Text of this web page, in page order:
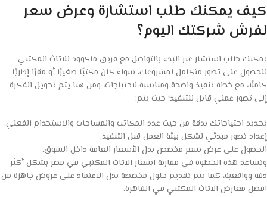
كيف يمكنك طلب استشارة وعرض سعر
لفرش شركتك اليوم؟
يمكنك طلب استشار عبر البدء بالتواصل مع فريق ماكوود للاثاث المكتبي
للحصول على تصور متكامل لمشروعك، سواء كان مكتبًا صغيرًا أو مقرًا إداريًا
كاملًا، مع خطة تنفيذ واضحة ومناسبة لاحتياجات، ومن هنا يتم تحويل الفكرة
إلى تصور عملي قابل للتنفيذ؛ حيث يتم:
تحديد احتياجاتك بدقة من حيث عدد المكاتب والمساحات والاستخدام الفعلي.
إعداد تصور مبدئي لشكل بيئة العمل قبل التنفيذ.
الحصول على عرض سعر مخصص بدل الأسعار العامة داخل السوق.
وتساعد هذه الخطوة في مقارنة اسعار الاثاث المكتبي في مصر بشكل أكثر
دقة وواقعية، كما يتم تقديم حلول مخصصة بدل الاعتماد على عروض جاهزة من
افضل معارض الاثاث المكتبي في القاهرة.